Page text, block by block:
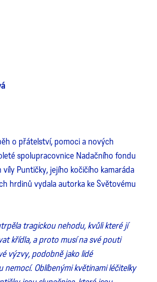
o přátelství, pomoci a nových
spolupracovnice Nadačního fondu
víly Puntičky, jejího kočičího kamaráda
hrdinů vydala autorka ke Světovému
tragickou nehodu, kvůli které jí
křídla, a proto musí na své pouti
výzvy, podobně jako lidé
nemocí. Oblíbenými květinami léčitelky